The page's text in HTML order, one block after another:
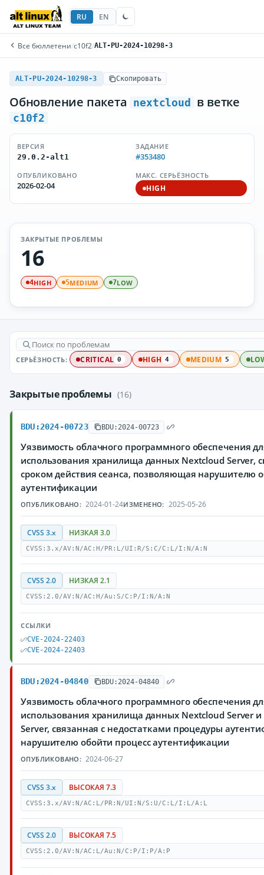
RU EN
Все бюллетени/c10f2/ALT-PU-2024-10298-3
ALT-PU-2024-10298-3 Скопировать
Обновление пакета nextcloud в ветке
c10f2
ВЕРСИЯ
29.0.2-alt1
ЗАДАНИЕ
#353480
ОПУБЛИКОВАНО
2026-02-04
МАКС. СЕРЬЁЗНОСТЬ
HIGH
ЗАКРЫТЫЕ ПРОБЛЕМЫ
16
4HIGH 5MEDIUM 7LOW
СЕРЬЁЗНОСТЬ: CRITICAL 0 HIGH 4 MEDIUM 5
Закрытые проблемы (16)
BDU:2024-00723 BDU:2024-00723
Уязвимость облачного программного обеспечения
использования хранилища данных Nextcloud Server,
сроком действия сеанса, позволяющая нарушителю
аутентификации
ОПУБЛИКОВАНО: 2024-01-24ИЗМЕНЕНО: 2025-05-26
CVSS 3.x НИЗКАЯ 3.0
CVSS:3.x/AV:N/AC:H/PR:L/UI:R/S:C/C:L/I:N/A:N
CVSS 2.0 НИЗКАЯ 2.1
CVSS:2.0/AV:N/AC:H/Au:S/C:P/I:N/A:N
ССЫЛКИ
CVE-2024-22403
CVE-2024-22403
BDU:2024-04840 BDU:2024-04840
Уязвимость облачного программного обеспечения
использования хранилища данных Nextcloud Server
Server, связанная с недостатками процедуры
нарушителю обойти процесс аутентификации
ОПУБЛИКОВАНО: 2024-06-27
CVSS 3.x ВЫСОКАЯ 7.3
CVSS:3.x/AV:N/AC:L/PR:N/UI:N/S:U/C:L/I:L/A:L
CVSS 2.0 ВЫСОКАЯ 7.5
CVSS:2.0/AV:N/AC:L/Au:N/C:P/I:P/A:P